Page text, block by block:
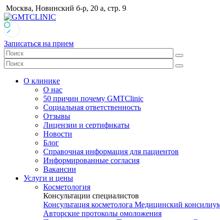
Москва, Новинский б-р, 20 а, стр. 9
Записаться на прием
О клинике
О нас
50 причин почему GMTClinic
Социальная ответственность
Отзывы
Лицензии и сертификаты
Новости
Блог
Справочная информация для пациентов
Информированные согласия
Вакансии
Услуги и цены
Косметология
Консультации специалистов
Консультация косметолога Медицинский
Авторские протоколы омоложения